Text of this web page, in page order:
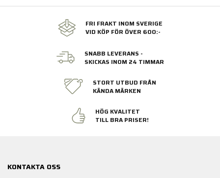
FRI FRAKT INOM SVERIGE
VID KÖP FÖR ÖVER 600:-
SNABB LEVERANS -
SKICKAS INOM 24 TIMMAR
STORT UTBUD FRÅN
KÄNDA MÄRKEN
HÖG KVALITET
TILL BRA PRISER!
KONTAKTA OSS